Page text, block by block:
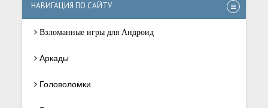
НАВИГАЦИЯ ПО САЙТУ
Взломанные игры для Андроид
Аркады
Головоломки